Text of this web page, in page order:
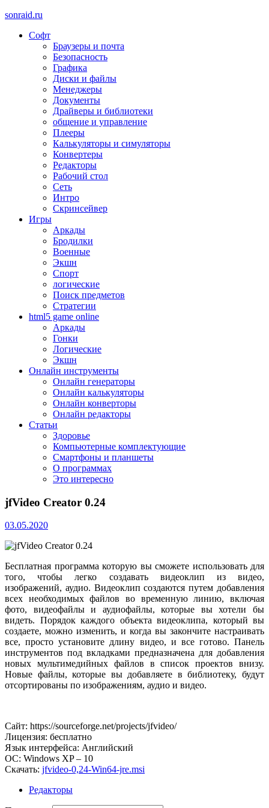
sonraid.ru
Скачивай программы, мини игры
Софт
Браузеры и почта
Безопасность
Графика
Диски и файлы
Менеджеры
Документы
Драйверы и библиотеки
общение и управление
Плееры
Калькуляторы и симуляторы
Конвертеры
Редакторы
Рабочий стол
Сеть
Интро
Скринсейвер
Игры
Аркады
Бродилки
Военные
Экшн
Спорт
логические
Поиск предметов
Стратегии
html5 game online
Аркады
Гонки
Логические
Экшн
Онлайн инструменты
Онлайн генераторы
Онлайн калькуляторы
Онлайн конверторы
Онлайн редакторы
Статьи
Здоровье
Компьютерные комплектующие
Смартфоны и планшеты
О программах
Это интересно
jfVideo Creator 0.24
03.05.2020
Бесплатная программа которую вы сможете использовать для
того, чтобы легко создавать видеоклип из видео,
изображений, аудио. Видеоклип создаются путем добавления
всех необходимых файлов во временную линию, включая
фото, видеофайлы и аудиофайлы, которые вы хотели бы
видеть. Порядок каждого объекта видеоклипа, который вы
создаете, можно изменить, и когда вы закончите настраивать
все, просто установите длину видео, и все готово. Панель
инструментов под вкладками предназначена для добавления
новых мультимедийных файлов в список проектов внизу.
Новые файлы, которые вы добавляете в библиотеку, будут
отсортированы по изображениям, аудио и видео.
Сайт: https://sourceforge.net/projects/jfvideo/
Лицензия: бесплатно
Язык интерфейса: Английский
ОС: Windows XP – 10
Скачать: jfvideo-0,24-Win64-jre.msi
Редакторы